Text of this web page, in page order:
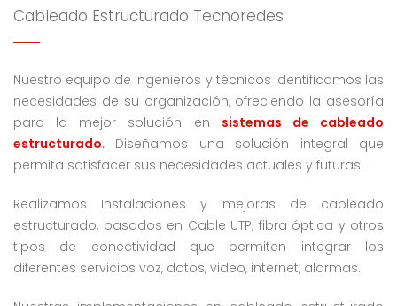
Cableado Estructurado Tecnoredes
Nuestro equipo de ingenieros y técnicos identificamos las
necesidades de su organización, ofreciendo la asesoría
para la mejor solución en sistemas de cableado
estructurado. Diseñamos una solución integral que
permita satisfacer sus necesidades actuales y futuras.
Realizamos Instalaciones y mejoras de cableado
estructurado, basados en Cable UTP, fibra óptica y otros
tipos de conectividad que permiten integrar los
diferentes servicios voz, datos, video, internet, alarmas.